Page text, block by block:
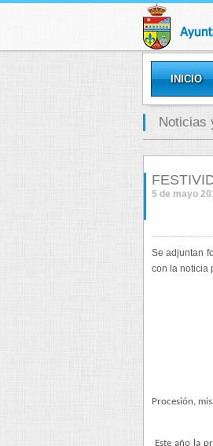
INICIO
Noticias
5 de mayo
Se adjuntan
con la noticia
Procesión,
Este año la